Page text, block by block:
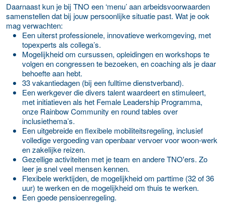
Daarnaast kun je bij TNO een ‘menu’ aan arbeidsvoorwaarden
samenstellen dat bij jouw persoonlijke situatie past. Wat je ook
mag verwachten:
Een uiterst professionele, innovatieve werkomgeving, met
topexperts als collega’s.
Mogelijkheid om cursussen, opleidingen en workshops te
volgen en congressen te bezoeken, en coaching als je daar
behoefte aan hebt.
33 vakantiedagen (bij een fulltime dienstverband).
Een werkgever die divers talent waardeert en stimuleert,
met initiatieven als het Female Leadership Programma,
onze Rainbow Community en round tables over
inclusiethema’s.
Een uitgebreide en flexibele mobiliteitsregeling, inclusief
volledige vergoeding van openbaar vervoer voor woon-werk
en zakelijke reizen.
Gezellige activiteiten met je team en andere TNO'ers. Zo
leer je snel veel mensen kennen.
Flexibele werktijden, de mogelijkheid om parttime (32 of 36
uur) te werken en de mogelijkheid om thuis te werken.
Een goede pensioenregeling.